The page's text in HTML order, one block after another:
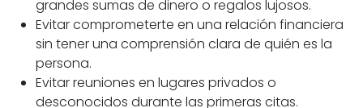
grandes sumas de dinero o regalos lujosos.
Evitar comprometerte en una relación financiera
sin tener una comprensión clara de quién es la
persona.
Evitar reuniones en lugares privados o
desconocidos durante las primeras citas.